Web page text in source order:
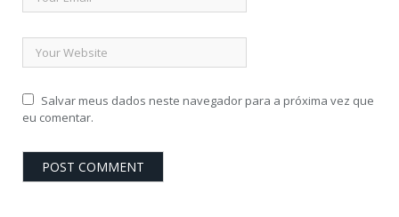
Salvar meus dados neste navegador para a próxima vez que
eu comentar.